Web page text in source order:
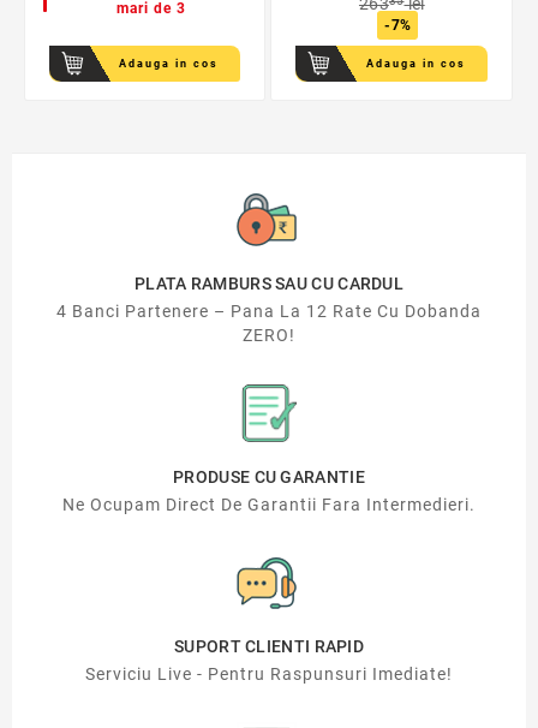
mari de 3
Adauga in cos
263
lei
-7%
Adauga in cos
PLATA RAMBURS SAU CU CARDUL
4 Banci Partenere – Pana La 12 Rate Cu Dobanda
ZERO!
PRODUSE CU GARANTIE
Ne Ocupam Direct De Garantii Fara Intermedieri.
SUPORT CLIENTI RAPID
Serviciu Live - Pentru Raspunsuri Imediate!